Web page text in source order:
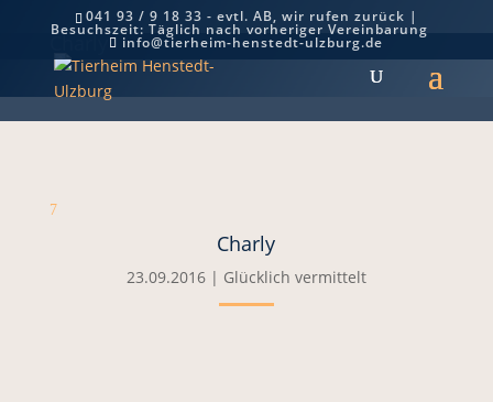
041 93 / 9 18 33 - evtl. AB, wir rufen zurück |
Besuchszeit: Täglich nach vorheriger Vereinbarung
info@tierheim-henstedt-ulzburg.de
Charly
7
Charly
23.09.2016| Glücklich vermittelt